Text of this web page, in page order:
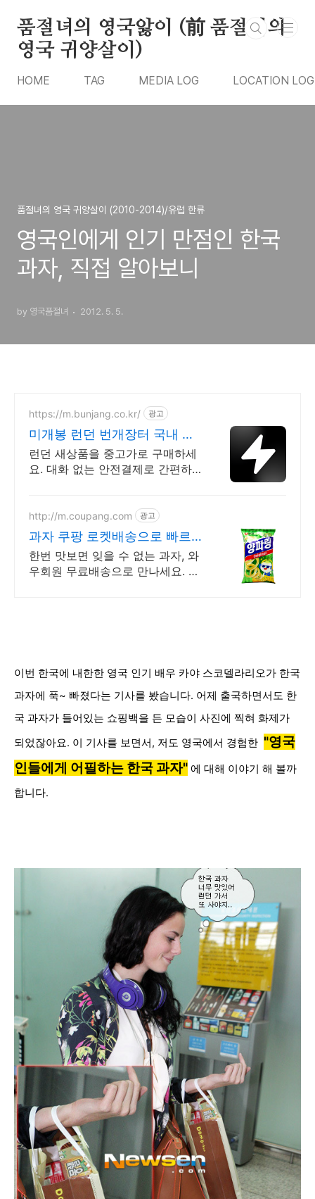
품절녀의 영국앓이 (前 품절녀의
영국 귀양살이)
HOME TAG MEDIA LOG LOCATION LOG
품절녀의 영국 귀양살이 (2010-2014)/유럽 한류
영국인에게 인기 만점인 한국
과자, 직접 알아보니
by 영국품절녀 2012. 5. 5.
https://m.bunjang.co.kr/ 광고
미개봉 런던 번개장터 국내 최
대 브랜드 중고거래
런던 새상품을 중고가로 구매하세
요. 대화 없는 안전결제로 간편하
신규 상품 업로드
http://m.coupang.com 광고
과자 쿠팡 로켓배송으로 빠르
게 냠냠
한번 맛보면 잊을 수 없는 과자, 와
우회원 무료배송으로 만나세요. 자
이번 한국에 내한한 영국 인기 배우 카야 스코델라리오가 한국
과자에 푹~ 빠졌다는 기사를 봤습니다. 어제 출국하면서도 한
국 과자가 들어있는 쇼핑백을 든 모습이 사진에 찍혀 화제가
되었잖아요. 이 기사를 보면서, 저도 영국에서 경험한 "영국
인들에게 어필하는 한국 과자" 에 대해 이야기 해 볼까
합니다.